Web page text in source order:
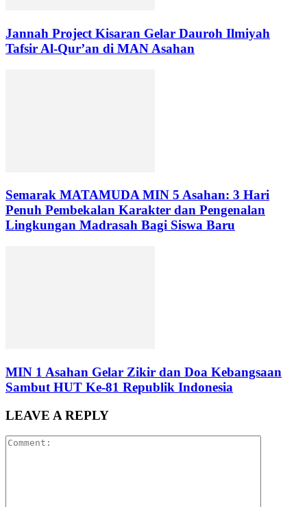
Jannah Project Kisaran Gelar Dauroh Ilmiyah
Tafsir Al-Qur’an di MAN Asahan
Semarak MATAMUDA MIN 5 Asahan: 3 Hari
Penuh Pembekalan Karakter dan Pengenalan
Lingkungan Madrasah Bagi Siswa Baru
MIN 1 Asahan Gelar Zikir dan Doa Kebangsaan
Sambut HUT Ke-81 Republik Indonesia
LEAVE A REPLY